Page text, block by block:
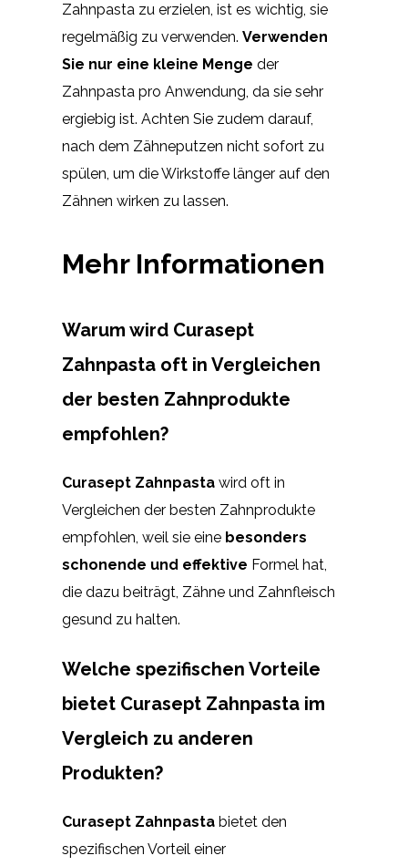
Zahnpasta zu erzielen, ist es wichtig, sie
regelmäßig zu verwenden. Verwenden
Sie nur eine kleine Menge der
Zahnpasta pro Anwendung, da sie sehr
ergiebig ist. Achten Sie zudem darauf,
nach dem Zähneputzen nicht sofort zu
spülen, um die Wirkstoffe länger auf den
Zähnen wirken zu lassen.
Mehr Informationen
Warum wird Curasept
Zahnpasta oft in Vergleichen
der besten Zahnprodukte
empfohlen?
Curasept Zahnpasta wird oft in
Vergleichen der besten Zahnprodukte
empfohlen, weil sie eine besonders
schonende und effektive Formel hat,
die dazu beiträgt, Zähne und Zahnfleisch
gesund zu halten.
Welche spezifischen Vorteile
bietet Curasept Zahnpasta im
Vergleich zu anderen
Produkten?
Curasept Zahnpasta bietet den
spezifischen Vorteil einer